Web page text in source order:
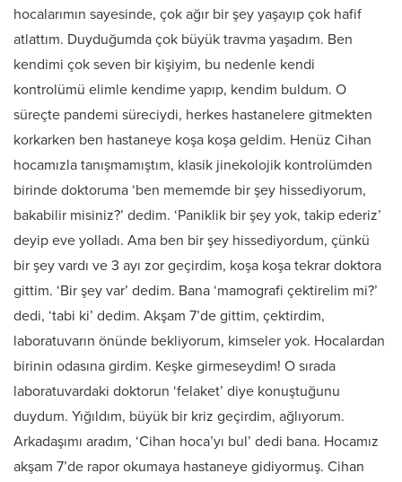
hocalarımın sayesinde, çok ağır bir şey yaşayıp çok hafif
atlattım. Duyduğumda çok büyük travma yaşadım. Ben
kendimi çok seven bir kişiyim, bu nedenle kendi
kontrolümü elimle kendime yapıp, kendim buldum. O
süreçte pandemi süreciydi, herkes hastanelere gitmekten
korkarken ben hastaneye koşa koşa geldim. Henüz Cihan
hocamızla tanışmamıştım, klasik jinekolojik kontrolümden
birinde doktoruma ‘ben mememde bir şey hissediyorum,
bakabilir misiniz?’ dedim. ‘Paniklik bir şey yok, takip ederiz’
deyip eve yolladı. Ama ben bir şey hissediyordum, çünkü
bir şey vardı ve 3 ayı zor geçirdim, koşa koşa tekrar doktora
gittim. ‘Bir şey var’ dedim. Bana ‘mamografi çektirelim mi?’
dedi, ‘tabi ki’ dedim. Akşam 7’de gittim, çektirdim,
laboratuvarın önünde bekliyorum, kimseler yok. Hocalardan
birinin odasına girdim. Keşke girmeseydim! O sırada
laboratuvardaki doktorun ‘felaket’ diye konuştuğunu
duydum. Yığıldım, büyük bir kriz geçirdim, ağlıyorum.
Arkadaşımı aradım, ‘Cihan hoca’yı bul’ dedi bana. Hocamız
akşam 7’de rapor okumaya hastaneye gidiyormuş. Cihan